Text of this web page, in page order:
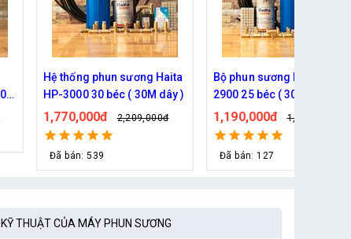
)
Bộ phun sương Haita HP-
2900 25 béc ( 30M dây)
1,190,000đ 1,339,000đ
Đã bán: 127
Hệ thống phun sương 5
( 10m dây )- Bơm Hàn
6017 trọn bộ
930,000đ 1,079,000đ
Đã bán: 76
THUẬT CỦA MÁY PHUN SƯƠNG